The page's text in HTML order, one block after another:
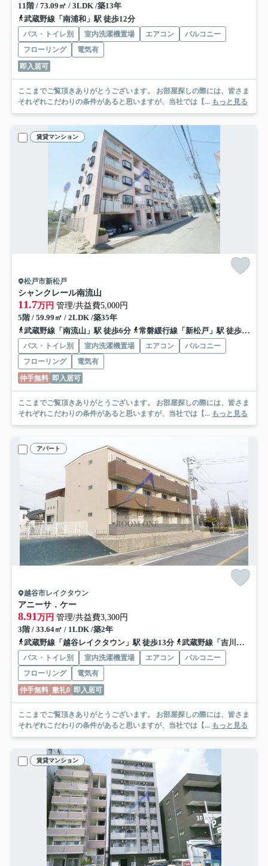
11階 / 73.09㎡ / 3LDK /築13年
武蔵野線「南浦和」駅 徒歩12分
バス・トイレ別 室内洗濯機置場 エアコン
バルコニー
フローリング
電気有
即入居可
ここまでご覧頂きありがとうございます。 お部屋探しの際には、皆さま
それぞれこだわりの条件があると思いますが、当社では【... もっと見る
賃貸マンション
松戸市新松戸
シャンクレール南流山
11.7万円 管理/共益費5,000円
5階 / 59.99㎡ / 2LDK /築35年
武蔵野線「南流山」駅 徒歩6分
常磐緩行線「新松戸」駅 徒歩27分
バス・トイレ別 室内洗濯機置場 エアコン
バルコニー
フローリング
電気有
仲手無料 即入居可
ここまでご覧頂きありがとうございます。 お部屋探しの際には、皆さま
それぞれこだわりの条件があると思いますが、当社では【... もっと見る
アパート
越谷市レイクタウン
アニーサ．ケー
8.91万円 管理/共益費3,300円
3階 / 33.64㎡ / 1LDK /築2年
武蔵野線「越谷レイクタウン」駅 徒歩13分
武蔵野線「吉川」駅 徒歩22分
バス・トイレ別 室内洗濯機置場 エアコン
バルコニー
フローリング
電気有
仲手無料 敷礼0 即入居可
ここまでご覧頂きありがとうございます。 お部屋探しの際には、皆さま
それぞれこだわりの条件があると思いますが、当社では【... もっと見る
賃貸マンション